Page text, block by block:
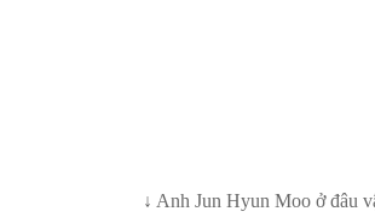
↓ Anh Jun Hyun Moo ở đâu